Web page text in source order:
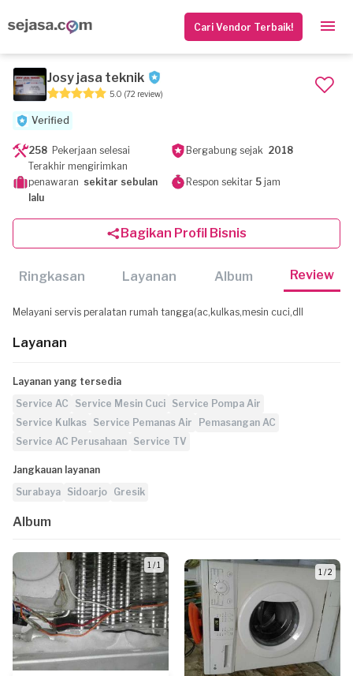
Cari Vendor Terbaik!
Josy jasa teknik
5.0 (72 review)
Verified
258 Pekerjaan selesai Bergabung sejak 2018
Terakhir mengirimkan
penawaran sekitar sebulan
lalu
Respon sekitar 5jam
Bagikan Profil Bisnis
Ringkasan Layanan Album Review
Melayani servis peralatan rumah tangga(ac,kulkas,mesin cuci,dll
Layanan
Layanan yang tersedia
Service AC
Service Mesin Cuci Service Pompa Air
Service Kulkas Service Pemanas Air
Pemasangan AC
Service AC Perusahaan Service TV
Jangkauan layanan
Surabaya Sidoarjo Gresik
Album
1 / 1
1 / 2